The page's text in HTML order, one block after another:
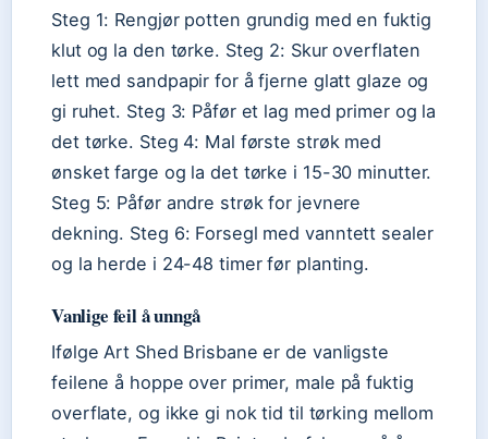
Steg 1: Rengjør potten grundig med en fuktig
klut og la den tørke. Steg 2: Skur overflaten
lett med sandpapir for å fjerne glatt glaze og
gi ruhet. Steg 3: Påfør et lag med primer og la
det tørke. Steg 4: Mal første strøk med
ønsket farge og la det tørke i 15-30 minutter.
Steg 5: Påfør andre strøk for jevnere
dekning. Steg 6: Forsegl med vanntett sealer
og la herde i 24-48 timer før planting.
Vanlige feil å unngå
Ifølge Art Shed Brisbane er de vanligste
feilene å hoppe over primer, male på fuktig
overflate, og ikke gi nok tid til tørking mellom